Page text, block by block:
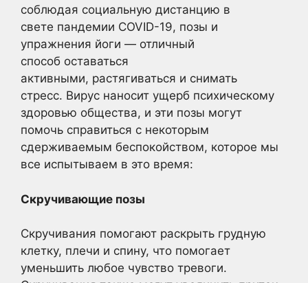
соблюдая социальную дистанцию в
свете пандемии COVID-19, позы и
упражнения йоги — отличный
способ оставаться
активными, растягиваться и снимать
стресс. Вирус наносит ущерб психическому
здоровью общества, и эти позы могут
помочь справиться с некоторым
сдерживаемым беспокойством, которое мы
все испытываем в это время:
Скручивающие позы
Скручивания помогают раскрыть грудную
клетку, плечи и спину, что помогает
уменьшить любое чувство тревоги.